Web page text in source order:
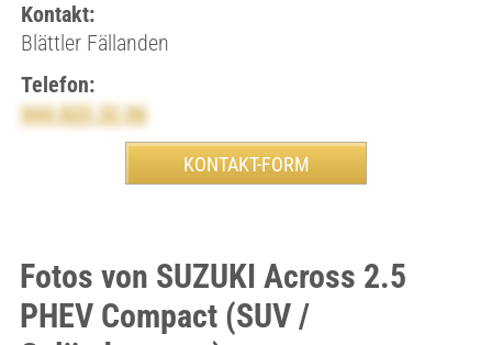
Kontakt:
Blättler Fällanden
Telefon:
044 825 32 06
Fotos von SUZUKI Across 2.5
PHEV Compact (SUV /